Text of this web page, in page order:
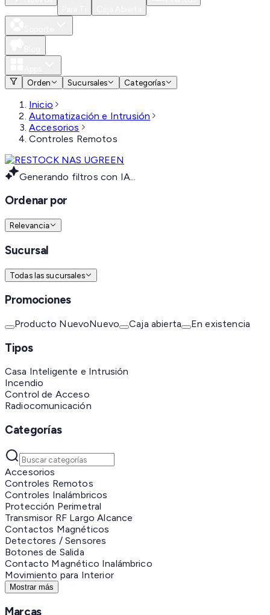
Orden
Sucursales Categorías
Inicio
Automatización e Intrusión
Accesorios
Controles Remotos
Generando filtros con IA...
Ordenar por
Relevancia
Sucursal
Todas las sucursales
Promociones
Producto NuevoNuevo Caja abierta En existencia
Tipos
Casa Inteligente e Intrusión
Incendio
Control de Acceso
Radiocomunicación
Categorías
Accesorios
Controles Remotos
Controles Inalámbricos
Protección Perimetral
Transmisor RF Largo Alcance
Contactos Magnéticos
Detectores / Sensores
Botones de Salida
Contacto Magnético Inalámbrico
Movimiento para Interior
Mostrar más
Marcas